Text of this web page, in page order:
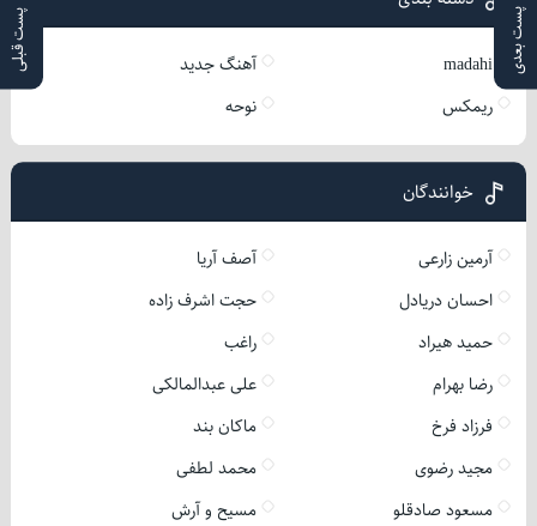
پست بعدی پست قبلی madahi
آهنگ جدید
ریمکس
نوحه
خوانندگان
آرمین زارعی
آصف آریا
احسان دریادل
حجت اشرف زاده
حمید هیراد
راغب
رضا بهرام
علی عبدالمالکی
فرزاد فرخ
ماکان بند
مجید رضوی
محمد لطفی
مسعود صادقلو
مسیح و آرش